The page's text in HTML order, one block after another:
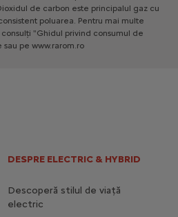
Noul C3
Electric
de carbon este principalul gaz cu
poluarea. Pentru mai multe
consulți "Ghidul privind consumul de
sau pe www.rarom.ro
DESPRE ELECTRIC & HYBRID
Descoperă stilul de viață
electric